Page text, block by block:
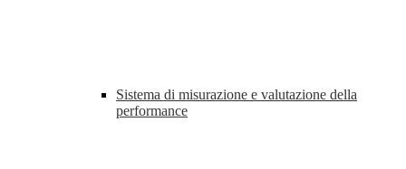
Sistema di misurazione e valutazione della
performance